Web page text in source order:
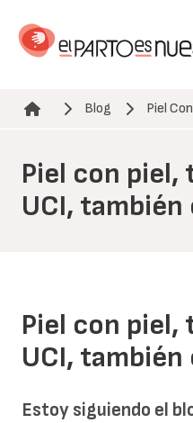
contenido
Ruta de navegación
Blog Piel
Piel con piel,
UCI, también
Piel con piel,
UCI, también
Estoy siguiendo el